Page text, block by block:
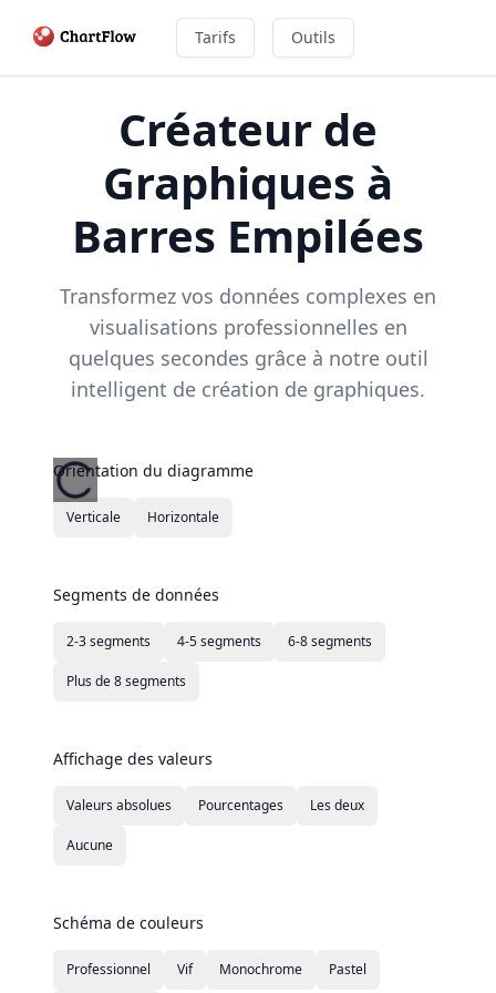
Tarifs Outils
Créateur de
Graphiques à
Barres Empilées
Transformez vos données complexes en
visualisations professionnelles en
quelques secondes grâce à notre outil
intelligent de création de graphiques.
Orientation du diagramme
Verticale Horizontale
Segments de données
2-3 segments 4-5 segments 6-8 segments
Plus de 8 segments
Affichage des valeurs
Valeurs absolues Pourcentages Les deux
Aucune
Schéma de couleurs
Professionnel Vif Monochrome Pastel